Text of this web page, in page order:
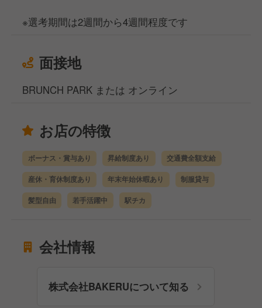
※選考期間は2週間から4週間程度です
面接地
BRUNCH PARK または オンライン
お店の特徴
ボーナス・賞与あり 昇給制度あり 交通費全額支給
産休・育休制度あり 年末年始休暇あり 制服貸与
髪型自由 若手活躍中 駅チカ
会社情報
株式会社BAKERUについて知る